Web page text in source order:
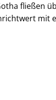
fließen
mit